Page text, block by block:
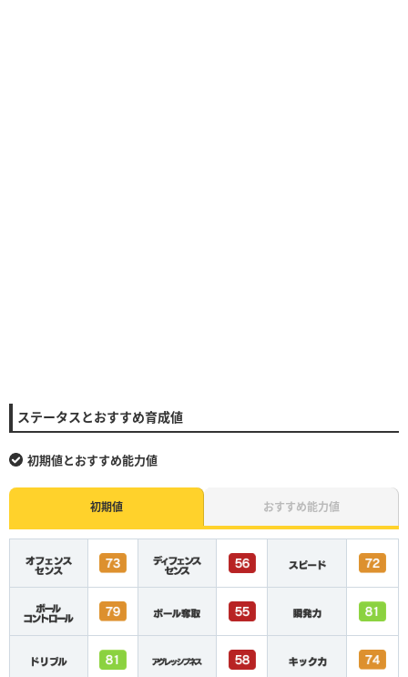
ステータスとおすすめ育成値
初期値とおすすめ能力値
初期値 おすすめ能力値